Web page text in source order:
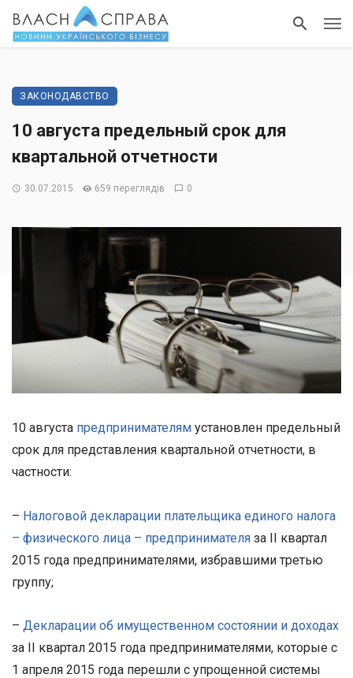
ЗАКОНОДАВСТВО
10 августа предельный срок для
квартальной отчетности
30.07.2015 659 переглядів 0
10 августа предпринимателям установлен предельный
срок для представления квартальной отчетности, в
частности:
– Налоговой декларации плательщика единого налога
– физического лица – предпринимателя за II квартал
2015 года предпринимателями, избравшими третью
группу;
– Декларации об имущественном состоянии и доходах
за II квартал 2015 года предпринимателями, которые с
1 апреля 2015 года перешли с упрощенной системы